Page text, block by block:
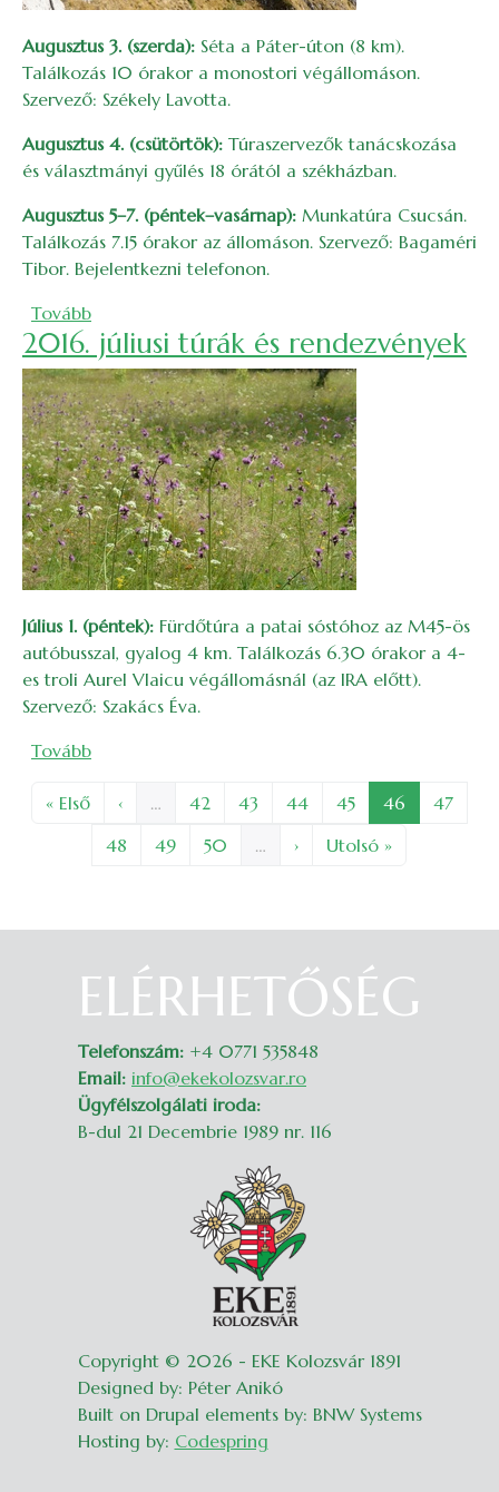
Augusztus 3. (szerda): Séta a Páter-úton (8 km).
Találkozás 10 órakor a monostori végállomáson.
Szervező: Székely Lavotta.
Augusztus 4. (csütörtök): Túraszervezők tanácskozása
és választmányi gyűlés 18 órától a székházban.
Augusztus 5–7. (péntek–vasárnap): Munkatúra Csucsán.
Találkozás 7.15 órakor az állomáson. Szervező: Bagaméri
Tibor. Bejelentkezni telefonon.
Tovább(2016. augusztusi túrák és rendezvények)
2016. júliusi túrák és rendezvények
Július 1. (péntek): Fürdőtúra a patai sóstóhoz az M45-ös
autóbusszal, gyalog 4 km. Találkozás 6.30 órakor a 4-
es troli Aurel Vlaicu végállomásnál (az IRA előtt).
Szervező: Szakács Éva.
Tovább(2016. júliusi túrák és rendezvények)
Első oldal
« Első Előző oldal
‹ … Oldal
42 Oldal
43 Oldal
44 Oldal
45 Oldal
46 Oldal
47
Oldal
48 Oldal
49 Oldal
50 … Következő oldal
› Utolsó oldal
Utolsó »
ELÉRHETŐSÉG
Telefonszám: +4 0771 535848
Email: info@ekekolozsvar.ro
Ügyfélszolgálati iroda:
B-dul 21 Decembrie 1989 nr. 116
Copyright © 2026 - EKE Kolozsvár 1891
Designed by: Péter Anikó
Built on Drupal elements by: BNW Systems
Hosting by: Codespring